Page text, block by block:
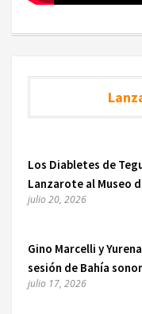
Los Diabletes de
Lanzarote al Museo
julio 20, 2026
Gino Marcelli y
sesión de Bahía
julio 17, 2026